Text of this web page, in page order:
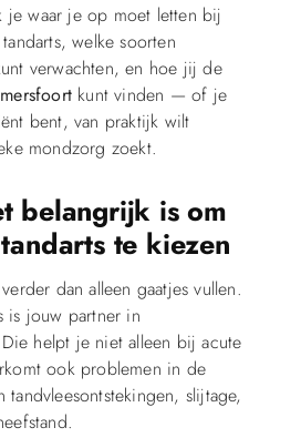
je waar je op moet letten bij
welke soorten
verwachten, en hoe jij de
kunt vinden — of je
bent, van praktijk wilt
mondzorg zoekt.
belangrijk is om
te kiezen
dan alleen gaatjes vullen.
is jouw partner in
helpt je niet alleen bij acute
ook problemen in de
tandvleesontstekingen, slijtage,